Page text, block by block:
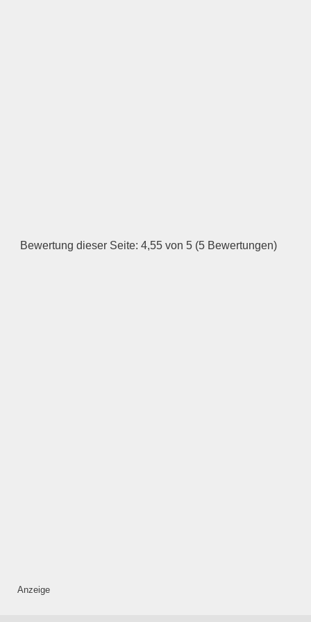
Bewertung dieser Seite: 4,55 von 5 (5 Bewertungen)
Anzeige